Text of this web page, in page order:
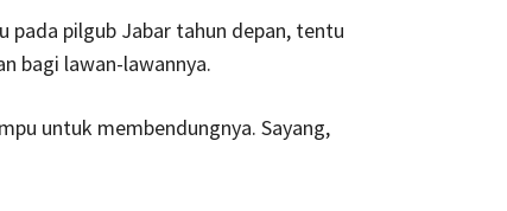
pada pilgub Jabar tahun depan, tentu
bagi lawan-lawannya.
untuk membendungnya. Sayang,